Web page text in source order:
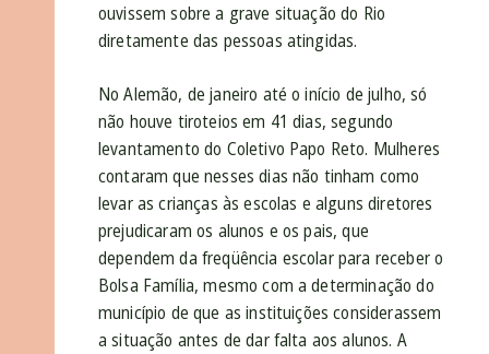
ouvissem sobre a grave situação do Rio
diretamente das pessoas atingidas.
No Alemão, de janeiro até o início de julho, só
não houve tiroteios em 41 dias, segundo
levantamento do Coletivo Papo Reto. Mulheres
contaram que nesses dias não tinham como
levar as crianças às escolas e alguns diretores
prejudicaram os alunos e os pais, que
dependem da freqüência escolar para receber o
Bolsa Família, mesmo com a determinação do
município de que as instituições considerassem
a situação antes de dar falta aos alunos. A